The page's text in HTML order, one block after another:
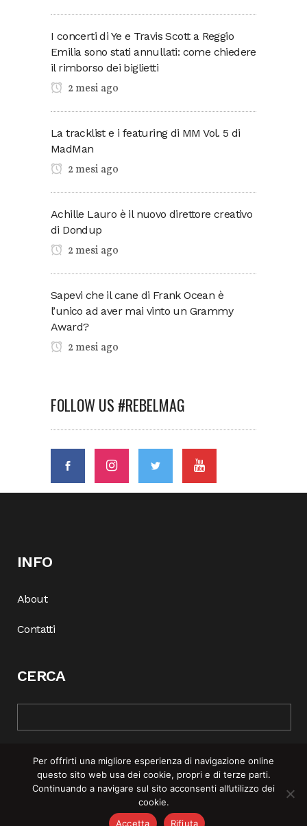
I concerti di Ye e Travis Scott a Reggio
Emilia sono stati annullati: come chiedere
il rimborso dei biglietti
2 mesi ago
La tracklist e i featuring di MM Vol. 5 di
MadMan
2 mesi ago
Achille Lauro è il nuovo direttore creativo
di Dondup
2 mesi ago
Sapevi che il cane di Frank Ocean è
l’unico ad aver mai vinto un Grammy
Award?
2 mesi ago
FOLLOW US #REBELMAG
INFO
About
Contatti
CERCA
© COPYRIGHT 2025 | REBEL MAG —
Per offrirti una migliore esperienza di navigazione online
questo sito web usa dei cookie, propri e di terze parti.
Continuando a navigare sul sito acconsenti all’utilizzo dei
cookie.
Accetta
Rifiuta